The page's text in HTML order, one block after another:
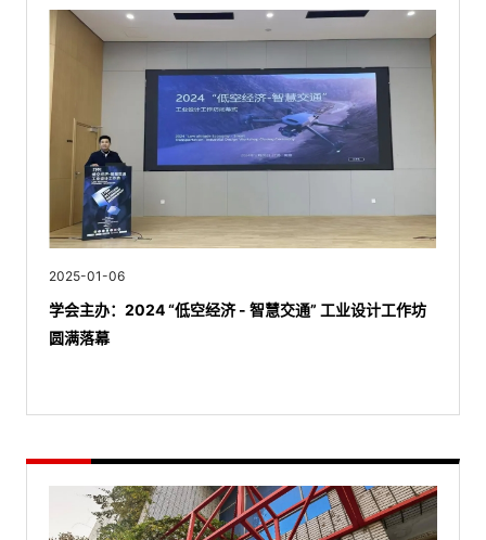
2025-01-06
学会主办：2024 “低空经济 - 智慧交通” 工业设计工作坊
圆满落幕